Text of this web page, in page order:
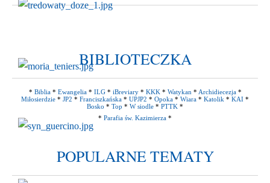
BIBLIOTECZKA
* Biblia* Ewangelia* ILG* iBreviary* KKK* Watykan * Archidiecezja*
Miłosierdzie * JP2 * Franciszkańska * UPJP2 * Opoka * Wiara * Katolik * KAI *
Bosko * Top * W siodle * PTTK *
* Parafia św. Kazimierza *
POPULARNE TEMATY